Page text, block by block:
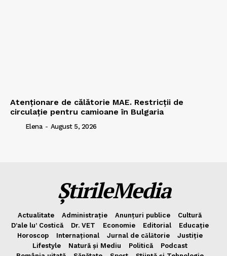
Atenționare de călătorie MAE. Restricții de
circulație pentru camioane în Bulgaria
Elena - August 5, 2026
ȘtirileMedia
Actualitate Administrație Anunțuri publice
Cultură
D’ale lu’ Costică
Dr. VET Economie Editorial
Educație
Horoscop
Internațional Jurnal de cǎlǎtorie
Justiție
Lifestyle
Natură și Mediu Politică
Podcast